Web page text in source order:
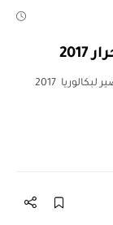
موقع سحب استدعاء البكالوريا أحرار 2017 تبعا للتحضير لبكالوريا 2017